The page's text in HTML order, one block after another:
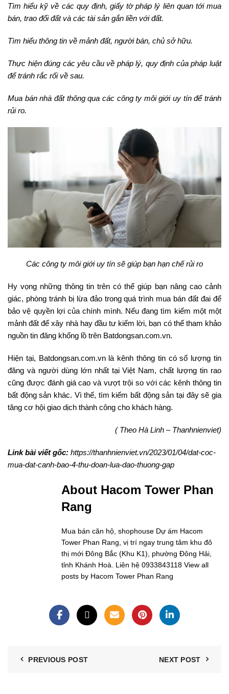
Tìm hiểu kỹ về các quy định, giấy tờ pháp lý liên quan tới mua
bán, trao đổi đất và các tài sản gắn liền với đất.
Tìm hiểu thông tin về mảnh đất, người bán, chủ sở hữu.
Thực hiện đúng các yêu cầu về pháp lý, quy định của pháp luật
để tránh rắc rối về sau.
Mua bán nhà đất thông qua các công ty môi giới uy tín để tránh
rủi ro.
Các công ty môi giới uy tín sẽ giúp bạn hạn chế rủi ro
Hy vọng những thông tin trên có thể giúp bạn nâng cao cảnh
giác, phòng tránh bị lừa đảo trong quá trình mua bán đất đai để
bảo vệ quyền lợi của chính mình. Nếu đang tìm kiếm một một
mảnh đất để xây nhà hay đầu tư kiếm lời, bạn có thể tham khảo
nguồn tin đăng khổng lồ trên Batdongsan.com.vn.
Hiện tại, Batdongsan.com.vn là kênh thông tin có số lượng tin
đăng và người dùng lớn nhất tại Việt Nam, chất lượng tin rao
cũng được đánh giá cao và vượt trội so với các kênh thông tin
bất động sản khác. Vì thế, tìm kiếm bất động sản tại đây sẽ gia
tăng cơ hội giao dịch thành công cho khách hàng.
( Theo Hà Linh – Thanhnienviet)
Link bài viết gốc: https://thanhnienviet.vn/2023/01/04/dat-coc-
mua-dat-canh-bao-4-thu-doan-lua-dao-thuong-gap
About Hacom Tower Phan
Rang
Mua bán căn hộ, shophouse Dự ám Hacom
Tower Phan Rang, vị trí ngay trung tâm khu đô
thị mới Đông Bắc (Khu K1), phường Đông Hải,
tỉnh Khánh Hoà. Liên hệ 0933843118 View all
posts by Hacom Tower Phan Rang
PREVIOUS POST NEXT POST